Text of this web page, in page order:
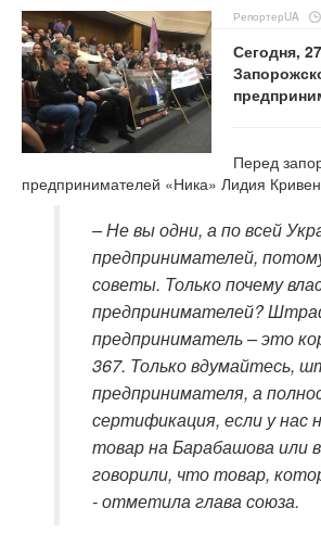
РепортерUA
Сегодня,
Перед
предпринимателей «Ника» Лидия
– Не вы одни, а по всей
предпринимателей,
советы. Только почему
предпринимателей?
предприниматель – это
367. Только вдумайтесь,
предпринимателя, а
сертификация, если у
товар на Барабашова или
говорили, что товар,
- отметила глава союза.